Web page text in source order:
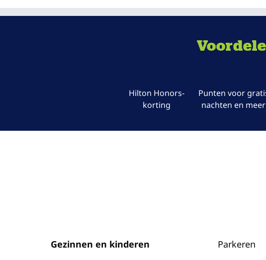
Hilton Honors-
korting
Punten voor
nachten en meer
Gezinnen en kinderen Parkeren